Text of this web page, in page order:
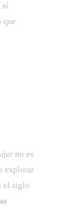
sí
que
no es
explorar
el siglo